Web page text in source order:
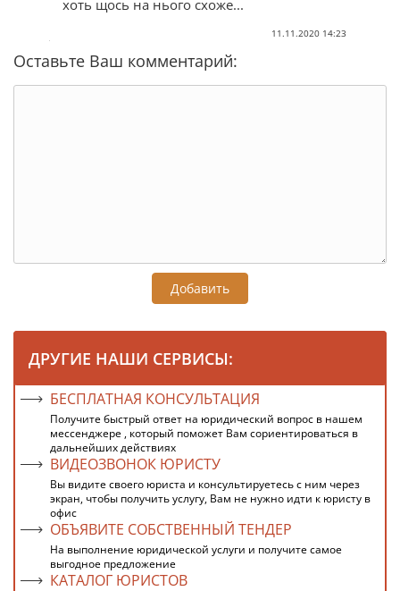
хоть щось на нього схоже...
11.11.2020 14:23
Оставьте Ваш комментарий:
Добавить
ДРУГИЕ НАШИ СЕРВИСЫ:
БЕСПЛАТНАЯ КОНСУЛЬТАЦИЯ
Получите быстрый ответ на юридический вопрос в нашем
мессенджере , который поможет Вам сориентироваться в
дальнейших действиях
ВИДЕОЗВОНОК ЮРИСТУ
Вы видите своего юриста и консультируетесь с ним через
экран, чтобы получить услугу, Вам не нужно идти к юристу в
офис
ОБЪЯВИТЕ СОБСТВЕННЫЙ ТЕНДЕР
На выполнение юридической услуги и получите самое
выгодное предложение
КАТАЛОГ ЮРИСТОВ